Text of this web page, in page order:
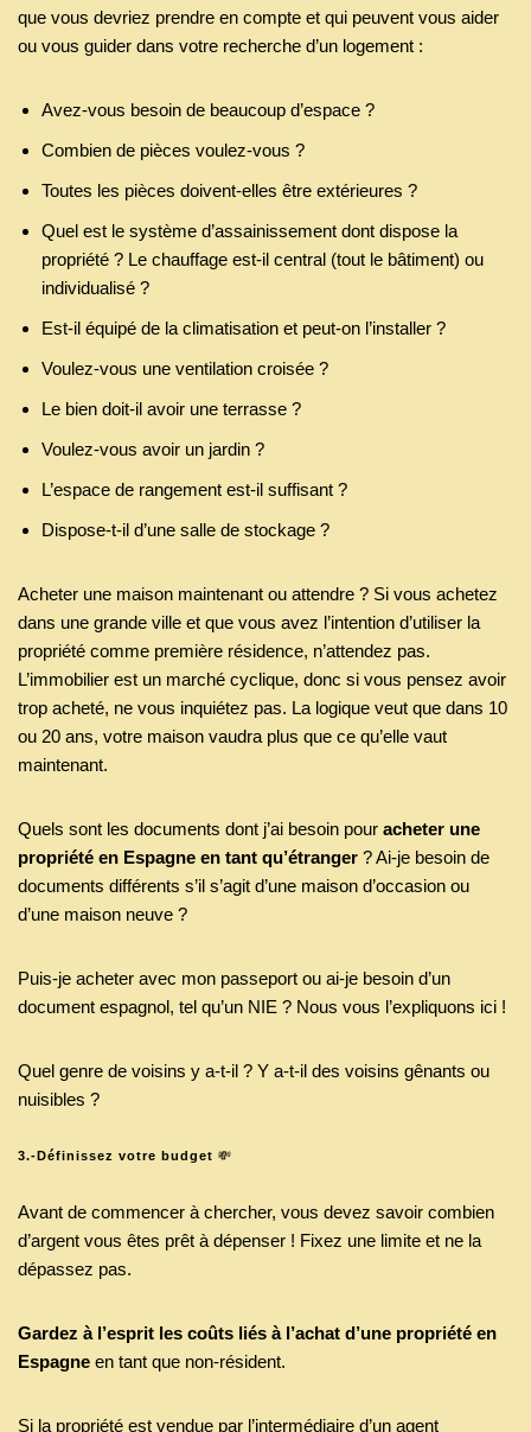
que vous devriez prendre en compte et qui peuvent vous aider
ou vous guider dans votre recherche d’un logement :
Avez-vous besoin de beaucoup d’espace ?
Combien de pièces voulez-vous ?
Toutes les pièces doivent-elles être extérieures ?
Quel est le système d’assainissement dont dispose la
propriété ? Le chauffage est-il central (tout le bâtiment) ou
individualisé ?
Est-il équipé de la climatisation et peut-on l’installer ?
Voulez-vous une ventilation croisée ?
Le bien doit-il avoir une terrasse ?
Voulez-vous avoir un jardin ?
L’espace de rangement est-il suffisant ?
Dispose-t-il d’une salle de stockage ?
Acheter une maison maintenant ou attendre ? Si vous achetez
dans une grande ville et que vous avez l’intention d’utiliser la
propriété comme première résidence, n’attendez pas.
L’immobilier est un marché cyclique, donc si vous pensez avoir
trop acheté, ne vous inquiétez pas. La logique veut que dans 10
ou 20 ans, votre maison vaudra plus que ce qu’elle vaut
maintenant.
Quels sont les documents dont j’ai besoin pour acheter une
propriété en Espagne en tant qu’étranger ? Ai-je besoin de
documents différents s’il s’agit d’une maison d’occasion ou
d’une maison neuve ?
Puis-je acheter avec mon passeport ou ai-je besoin d’un
document espagnol, tel qu’un NIE ? Nous vous l’expliquons ici !
Quel genre de voisins y a-t-il ? Y a-t-il des voisins gênants ou
nuisibles ?
3.-Définissez votre budget 💸
Avant de commencer à chercher, vous devez savoir combien
d’argent vous êtes prêt à dépenser ! Fixez une limite et ne la
dépassez pas.
Gardez à l’esprit les coûts liés à l’achat d’une propriété en
Espagne en tant que non-résident.
Si la propriété est vendue par l’intermédiaire d’un agent